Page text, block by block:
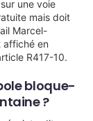
une voie
mais doit
Marcel-
affiché en
R417-10.
bloque-
?